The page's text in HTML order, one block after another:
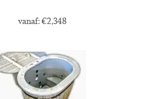
vanaf:€2,348